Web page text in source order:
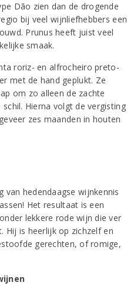
Dão zien dan de drogende
bij veel wijnliefhebbers een
Prunus heeft juist veel
smaak.
roriz- en alfrocheiro preto-
met de hand geplukt. Ze
om zo alleen de zachte
Hierna volgt de vergisting
zes maanden in houten
van hedendaagse wijnkennis
Het resultaat is een
lekkere rode wijn die ver
Hij is heerlijk op zichzelf en
gerechten, of romige,